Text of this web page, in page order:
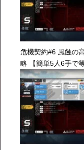
危機契約#6 風蝕の
略 【簡単5人6手で